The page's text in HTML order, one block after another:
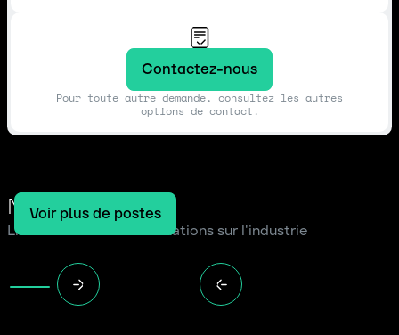
Contactez-nous
Pour toute autre demande, consultez les autres
options de contact.
Notre blog
Lire les dernières informations sur l'industrie
Voir plus de postes